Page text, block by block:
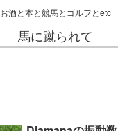
お酒と本と競馬とゴルフとetc
馬に蹴られて